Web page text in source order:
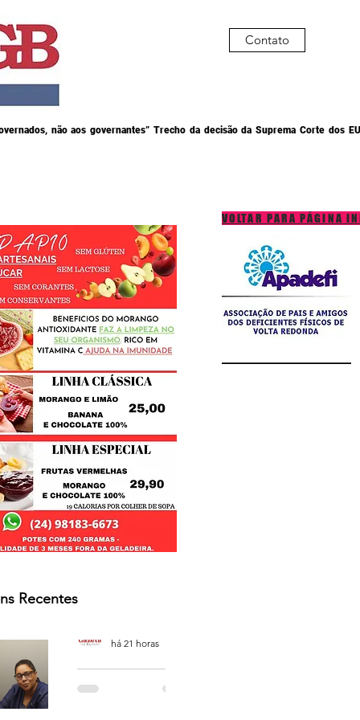
não aos governantes” Trecho da decisão da Suprema Corte dos
Contato
VOLTAR PARA PÁGINA
Recentes
PODCAST
'CAFÉ
há 21 horas